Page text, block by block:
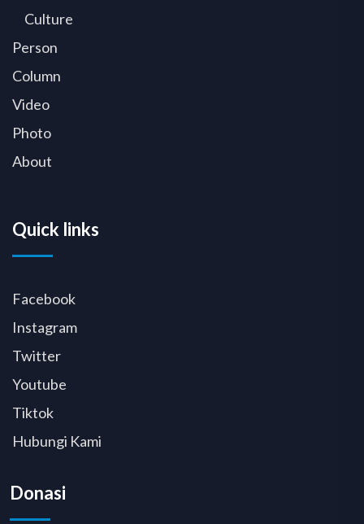
Culture
Person
Column
Video
Photo
About
Quick links
Facebook
Instagram
Twitter
Youtube
Tiktok
Hubungi Kami
Donasi